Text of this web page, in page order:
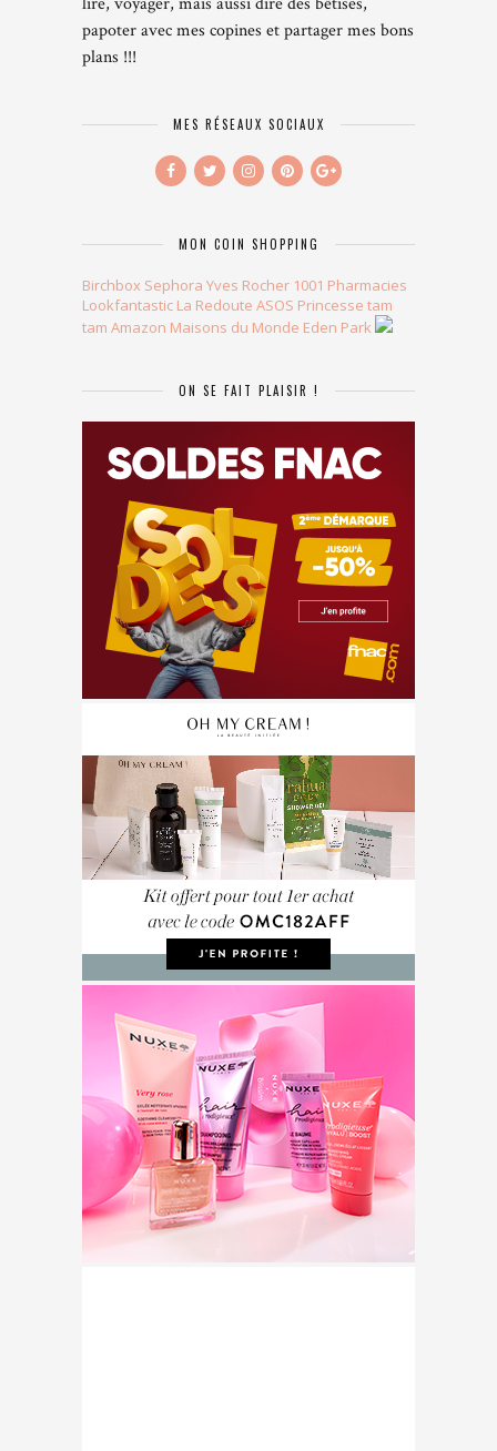
papoter avec mes copines et partager mes bons
plans !!!
MES RÉSEAUX SOCIAUX
MON COIN SHOPPING
Birchbox Sephora Yves Rocher 1001 Pharmacies
Lookfantastic La Redoute ASOS Princesse tam
tam Amazon Maisons du Monde Eden Park
ON SE FAIT PLAISIR !